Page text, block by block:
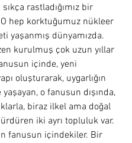
rastladığımız bir
hep korktuğumuz nükleer
yaşanmış dünyamızda.
kurulmuş çok uzun yıllar
içinde, yeni
oluşturarak, uygarlığın
o fanusun dışında,
biraz ilkel ama doğal
iki ayrı topluluk var.
fanusun içindekiler. Bir